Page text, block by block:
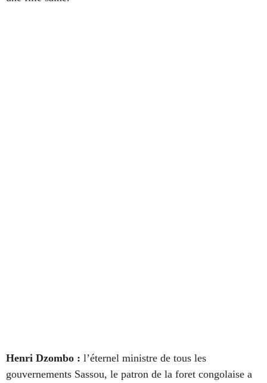
Henri Dzombo : l’éternel ministre de tous les
gouvernements Sassou, le patron de la foret congolaise a